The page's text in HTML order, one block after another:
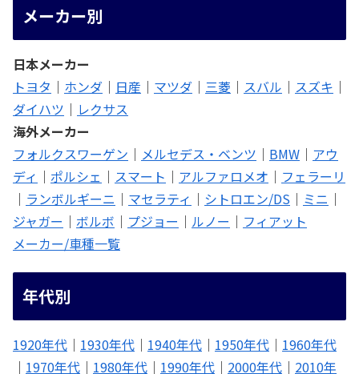
メーカー別
日本メーカー
トヨタ ｜ ホンダ ｜ 日産 ｜ マツダ ｜ 三菱 ｜ スバル ｜ スズキ ｜
ダイハツ ｜ レクサス
海外メーカー
フォルクスワーゲン ｜ メルセデス・ベンツ ｜ BMW ｜ アウ
ディ ｜ ポルシェ ｜ スマート ｜ アルファロメオ ｜ フェラーリ
｜ ランボルギーニ ｜ マセラティ ｜ シトロエン/DS ｜ ミニ ｜
ジャガー ｜ ボルボ ｜ プジョー ｜ ルノー ｜ フィアット
メーカー/車種一覧
年代別
1920年代 ｜ 1930年代 ｜ 1940年代 ｜ 1950年代 ｜ 1960年代
｜ 1970年代 ｜ 1980年代 ｜ 1990年代 ｜ 2000年代 ｜ 2010年